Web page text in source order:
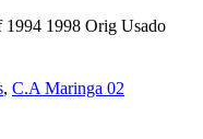
1998 Orig Usado
, C.A Maringa 02